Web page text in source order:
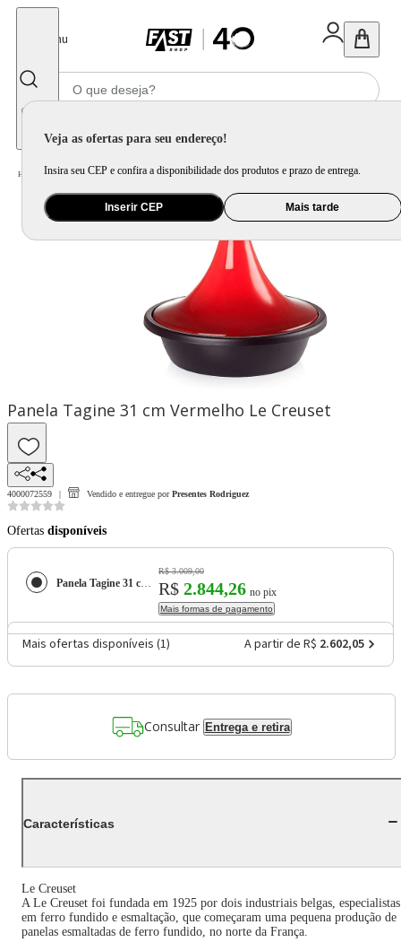
Menu
Veja as ofertas para seu endereço!
Insira seu CEP e confira a disponibilidade dos produtos e prazo de entrega.
Inserir CEP Mais tarde
Home Utilidade Doméstica Cozinha / Jogo de Panela e Panela Avulsa
Panela Tagine 31 cm Vermelho Le Creuset
4000072559 Vendido e entregue por Presentes Rodriguez
Ofertas disponíveis
Panela Tagine 31 cm Vermelho Le Creuset
R$ 3.009,00
R$ 2.844,26 no pix
Mais formas de pagamento
Mais ofertas disponíveis (1) A partir de R$ 2.602,05
Consultar Entrega e retira
Características
Le Creuset
A Le Creuset foi fundada em 1925 por dois industriais belgas, especialistas
em ferro fundido e esmaltação, que começaram uma pequena produção de
panelas esmaltadas de ferro fundido, no norte da França.